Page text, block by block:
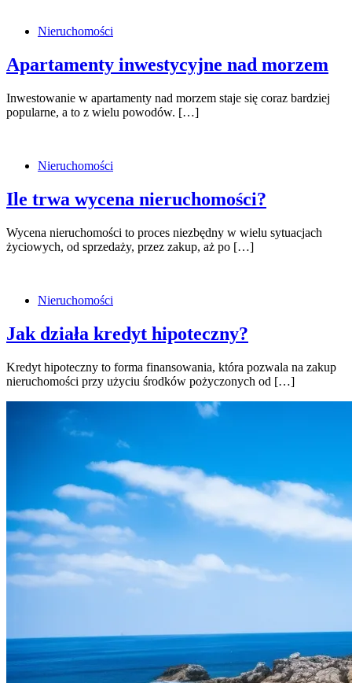
Nieruchomości
Apartamenty inwestycyjne nad morzem
Inwestowanie w apartamenty nad morzem staje się coraz bardziej
popularne, a to z wielu powodów. […]
Nieruchomości
Ile trwa wycena nieruchomości?
Wycena nieruchomości to proces niezbędny w wielu sytuacjach
życiowych, od sprzedaży, przez zakup, aż po […]
Nieruchomości
Jak działa kredyt hipoteczny?
Kredyt hipoteczny to forma finansowania, która pozwala na zakup
nieruchomości przy użyciu środków pożyczonych od […]